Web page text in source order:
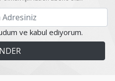
ve kabul ediyorum.